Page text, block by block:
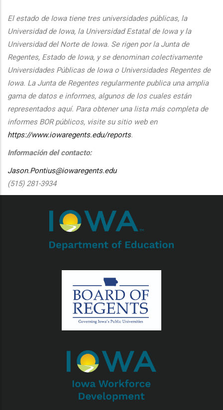
El estado de Iowa tiene tres universidades públicas, la
Universidad de Iowa, la Universidad Estatal de Iowa y la
Universidad del Norte de Iowa. Se rigen por la Junta de
Regentes, Estado de Iowa, y se denominan colectivamente
Universidades Públicas de Iowa o Universidades Regentes de
Iowa. La Junta de Regentes regularmente publica una amplia
gama de datos e informes, algunos de los cuales están
representados aquí. Para obtener una lista más completa de
informes BOR públicos, visite su sitio web en
https://www.iowaregents.edu/reports.
Información del contacto:
Jason.Pontius@iowaregents.edu
(515) 281-3934